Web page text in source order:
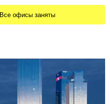
Все офисы заняты